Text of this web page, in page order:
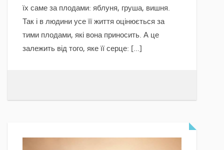
їх саме за плодами: яблуня, груша, вишня.
Так і в людини усе її життя оцінюється за
тими плодами, які вона приносить. А це
залежить від того, яке її серце: […]